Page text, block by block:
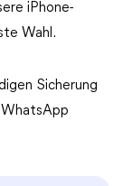
iPhone-
Wahl.
Sicherung
WhatsApp